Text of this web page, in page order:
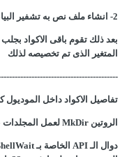
2- انشاء ملف نص به تشفير البيانات
بعد ذلك تقوم باقى الاكواد
المتغير الذى تم تخصيصه لذلك
تفاصيل الاكواد داخل الموديول
الروتين MkDir لعمل المجلدات عند الحاجة